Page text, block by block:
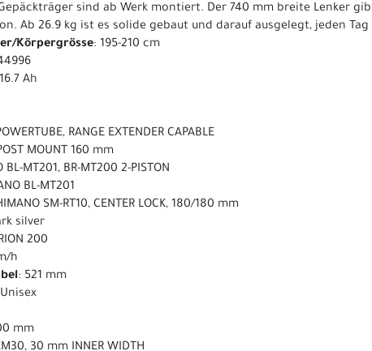
sind ab Werk montiert. Der 740 mm breite Lenker
Ab 26.9 kg ist es solide gebaut und darauf ausgelegt, jeden
Körpergrösse: 195-210 cm
Ah
RANGE EXTENDER CAPABLE
MOUNT 160 mm
BL-MT201, BR-MT200 2-PISTON
BL-MT201
SM-RT10, CENTER LOCK, 180/180 mm
silver
200
h
: 521 mm
mm
30 mm INNER WIDTH